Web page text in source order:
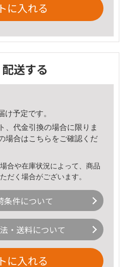
に入れる
配送する
け予定です。
、代金引換の場合に限りま
場合はこちら をご確認くだ
合や在庫状況によって、商品
だく場合がございます。
条件について
・送料について
に入れる